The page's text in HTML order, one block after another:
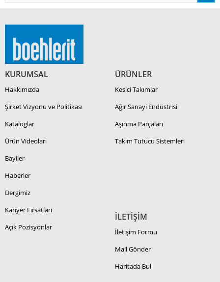
KURUMSAL
Hakkımızda
Şirket Vizyonu ve Politikası
Kataloglar
Ürün Videoları
Bayiler
Haberler
Dergimiz
Kariyer Fırsatları
Açık Pozisyonlar
ÜRÜNLER
Kesici Takımlar
Ağır Sanayi Endüstrisi
Aşınma Parçaları
Takım Tutucu Sistemleri
İLETİŞİM
İletişim Formu
Mail Gönder
Haritada Bul